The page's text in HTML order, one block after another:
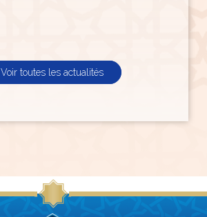
Voir toutes les actualités